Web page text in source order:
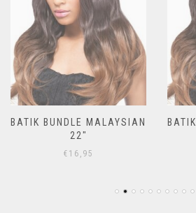
BATIK BUNDLE MALAYSIAN
22″
€ 16,95